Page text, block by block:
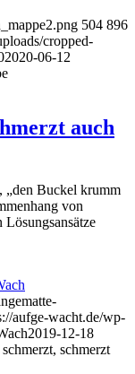
504 896
cropped-
2020-06-12
auch
„den Buckel krumm
von
aufge-wacht.de/wp-
2019-12-18
schmerzt